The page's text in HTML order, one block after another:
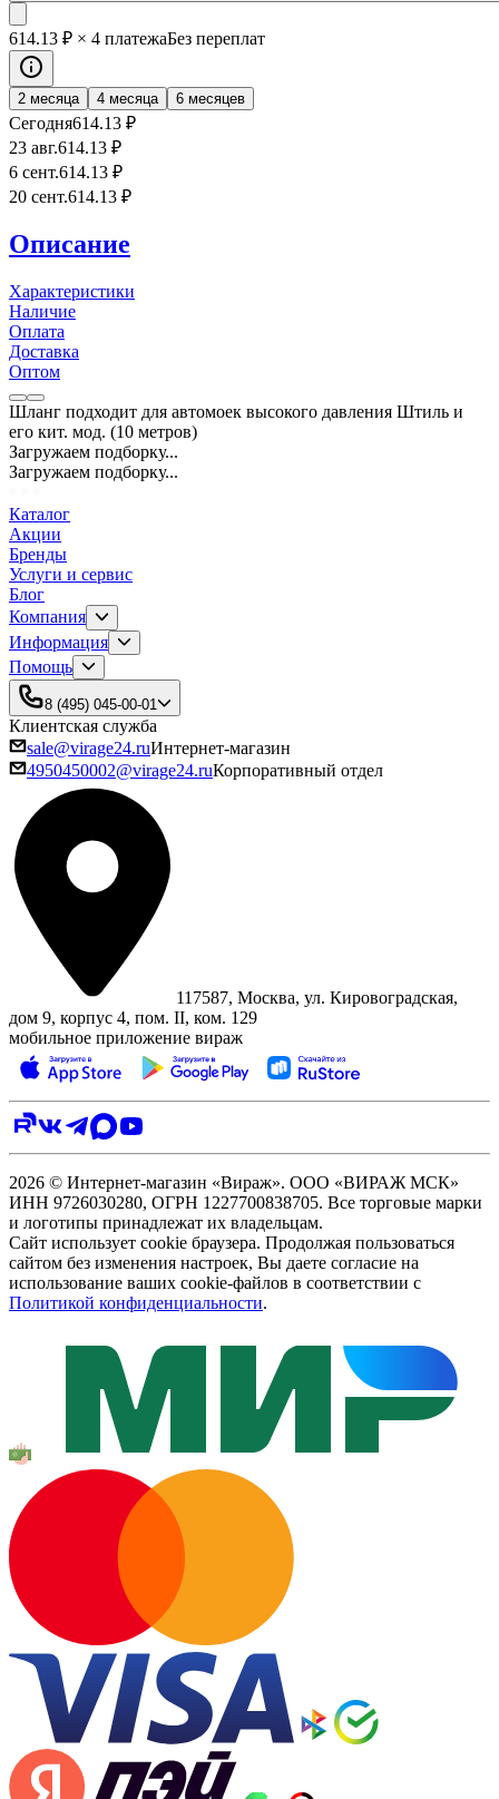
614.13 ₽ × 4 платежаБез переплат
2 месяца 4 месяца 6 месяцев
Сегодня614.13 ₽
23 авг.614.13 ₽
6 сент.614.13 ₽
20 сент.614.13 ₽
Описание
Характеристики
Наличие
Оплата
Доставка
Оптом
Шланг подходит для автомоек высокого давления Штиль и
его кит. мод. (10 метров)
Загружаем подборку...
Загружаем подборку...
Каталог
Акции
Бренды
Услуги и сервис
Блог
Компания
Информация
Помощь
8 (495) 045-00-01
Клиентская служба
sale@virage24.ruИнтернет-магазин
4950450002@virage24.ruКорпоративный отдел
117587, Москва, ул. Кировоградская,
дом 9, корпус 4, пом. II, ком. 129
мобильное приложение вираж
2026 © Интернет-магазин «Вираж». ООО «ВИРАЖ МСК»
ИНН 9726030280, ОГРН 1227700838705. Все торговые марки
и логотипы принадлежат их владельцам.
Сайт использует cookie браузера. Продолжая пользоваться
сайтом без изменения настроек, Вы даете согласие на
использование ваших cookie-файлов в соответствии с
Политикой конфиденциальности.